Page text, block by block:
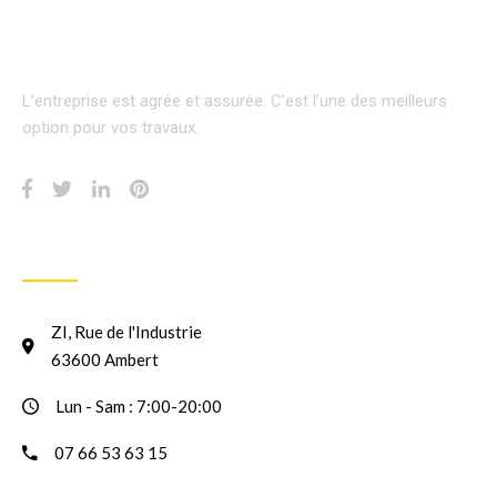
L’entreprise est agrée et assurée. C’est l’une des meilleurs
option pour vos travaux.
ZI, Rue de l'Industrie
63600 Ambert
Lun - Sam : 7:00-20:00
07 66 53 63 15